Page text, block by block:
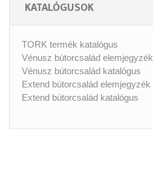
KATALÓGUSOK
TORK termék katalógus
Vénusz bútorcsalád elemjegyzék
Vénusz bútorcsalád katalógus
Extend bútorcsalád elemjegyzék
Extend bútorcsalád katalógus